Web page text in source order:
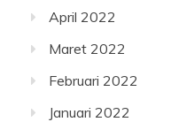
April 2022
Maret 2022
Februari 2022
Januari 2022